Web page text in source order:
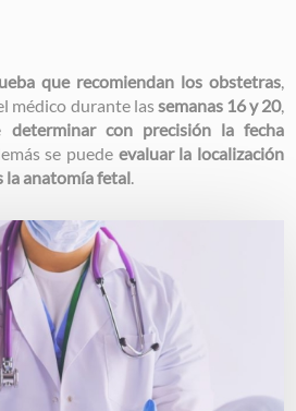
que recomiendan los obstetras,
médico durante lassemanas 16 y 20,
determinar con precisión la fecha
se puede evaluar la localización
la anatomía fetal.